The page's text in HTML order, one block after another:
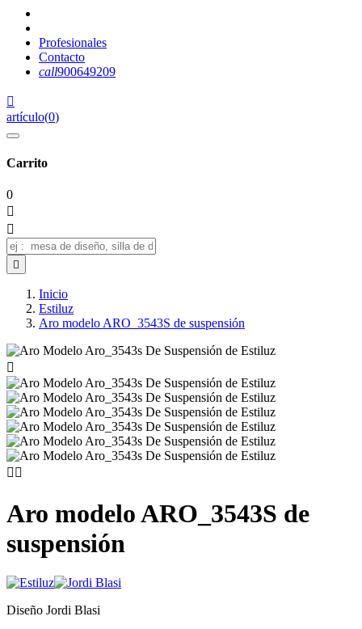
Profesionales
Contacto
call900649209

artículo(0)
Carrito
0



Inicio
Estiluz
Aro modelo ARO_3543S de suspensión

 
Aro modelo ARO_3543S de
suspensión
Diseño Jordi Blasi